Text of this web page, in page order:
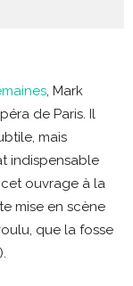
, Mark
de Paris. Il
mais
indispensable
ouvrage à la
mise en scène
que la fosse